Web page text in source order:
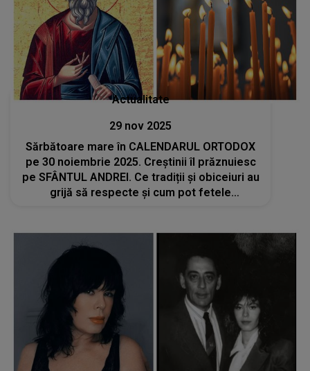
Actualitate
29 nov 2025
Sărbătoare mare în CALENDARUL ORTODOX
pe 30 noiembrie 2025. Creștinii îl prăznuiesc
pe SFÂNTUL ANDREI. Ce tradiții și obiceiuri au
grijă să respecte și cum pot fetele